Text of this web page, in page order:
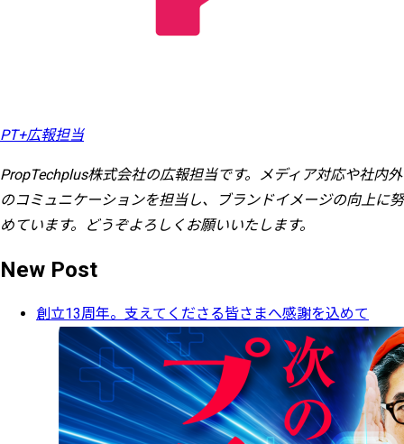
PT+広報担当
PropTechplus株式会社の広報担当です。メディア対応や社内外
のコミュニケーションを担当し、ブランドイメージの向上に努
めています。どうぞよろしくお願いいたします。
New Post
創立13周年。支えてくださる皆さまへ感謝を込めて